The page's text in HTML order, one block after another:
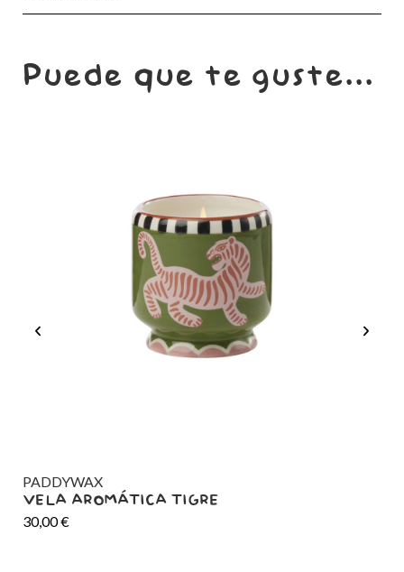
Puede que te guste...
PADDYWAX
VELA AROMÁTICA TIGRE
30,00€